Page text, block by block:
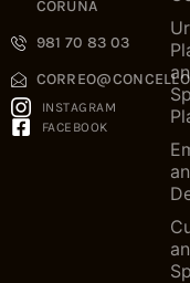
CORUÑA
981 70 83 03
INSTAGRAM
FACEBOOK